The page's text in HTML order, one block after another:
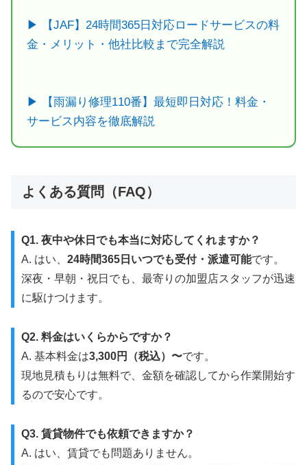
▶ 【JAF】24時間365日対応ロードサービスの料
金・メリット・他社比較まで完全解説
▶ 【雨漏り修理110番】最短即日対応！料金・
サービス内容を徹底解説
よくある質問（FAQ）
Q1. 夜中や休日でも本当に対応してくれますか？
A. はい、 24時間365日いつでも受付・派遣可能です。
深夜・早朝・祝日でも、最寄りの加盟店スタッフが迅速
に駆けつけます。
Q2. 料金はいくらからですか？
A. 基本料金は3,300円（税込）〜です。
現地見積もりは無料で、金額を確認してから作業開始す
るので安心です。
Q3. 賃貸物件でも依頼できますか？
A. はい、賃貸でも問題ありません。